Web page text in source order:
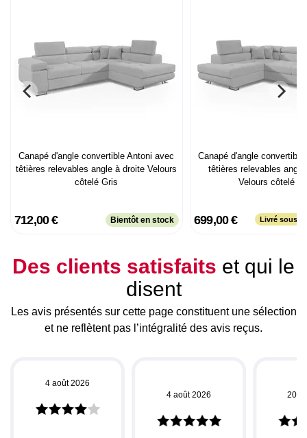
Canapé d'angle convertible Antoni avec
têtières relevables angle à droite Velours
côtelé Gris
712,00 € Bientôt en stock
Canapé d'angle
têtières relevables
Velours côtelé
699,00 € Livré sous
Des clients satisfaits et qui le
disent
Les avis présentés sur cette page constituent une sélection
et ne reflètent pas l’intégralité des avis reçus.
4 août 2026
4 août 2026 20